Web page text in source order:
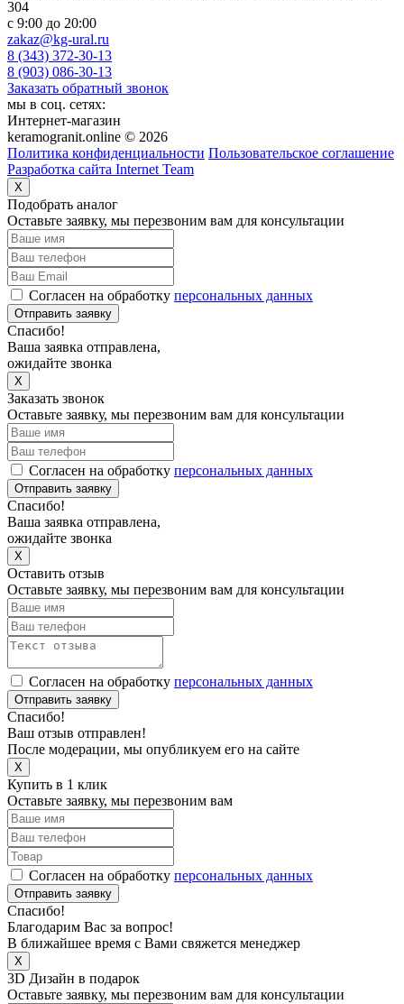
304
c 9:00 до 20:00
zakaz@kg-ural.ru
8 (343) 372-30-13
8 (903) 086-30-13
Заказать обратный звонок
мы в соц. сетях:
Интернет-магазин
keramogranit.online © 2026
Политика конфиденциальности Пользовательское соглашение
Разработка сайта Internet Team
X
Подобрать аналог
Оставьте заявку, мы перезвоним вам для консультации
Согласен на обработку персональных данных
Отправить заявку
Спасибо!
Ваша заявка отправлена,
ожидайте звонка
X
Заказать звонок
Оставьте заявку, мы перезвоним вам для консультации
Согласен на обработку персональных данных
Отправить заявку
Спасибо!
Ваша заявка отправлена,
ожидайте звонка
X
Оставить отзыв
Оставьте заявку, мы перезвоним вам для консультации
Согласен на обработку персональных данных
Отправить заявку
Спасибо!
Ваш отзыв отправлен!
После модерации, мы опубликуем его на сайте
X
Купить в 1 клик
Оставьте заявку, мы перезвоним вам
Согласен на обработку персональных данных
Отправить заявку
Спасибо!
Благодарим Вас за вопрос!
В ближайшее время с Вами свяжется менеджер
X
3D Дизайн в подарок
Оставьте заявку, мы перезвоним вам для консультации